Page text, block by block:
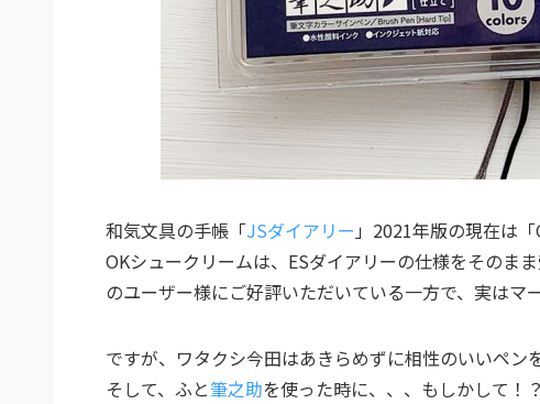
和気文具の手帳「JSダイアリー 」2021年版の現在は
OKシュークリームは、ESダイアリーの仕様をそのま
のユーザー様にご好評いただいている一方で、実はマ
ですが、ワタクシ今田はあきらめずに相性のいいペン
そして、ふと筆之助を使った時に、、、もしかして！